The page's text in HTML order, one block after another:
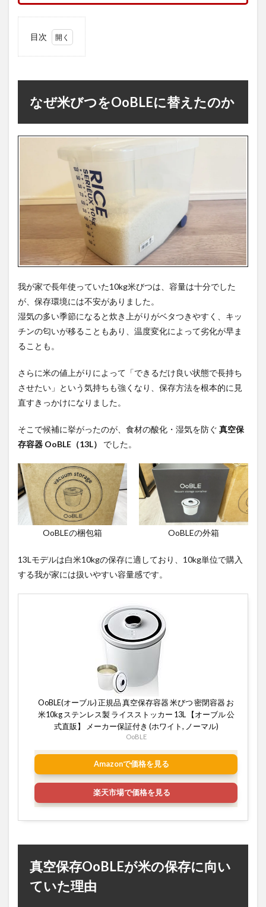
目次
に替え
たのか
2
真
空保存
いた理
由
た安
と質
感の
高さ
2.2
ステ
ンレ
器＋
構造
が
を守
る環
境」
2.3
操作
はボ
タン
ひと
2.4
の米
実際
に使
って
存効
はどんな家庭
3.1
向い
るケ
なぜ米びつをOoBLEに替えたのか
我が家で長年使っていた10kg米びつは、容量は十分でした
が、保存環境には不安がありました。
湿気の多い季節になると炊き上がりがベタつきやすく、キッ
チンの匂いが移ることもあり、温度変化によって劣化が早ま
ることも。
さらに米の値上がりによって「できるだけ良い状態で長持ち
させたい」という気持ちも強くなり、保存方法を根本的に見
直すきっかけになりました。
そこで候補に挙がったのが、食材の酸化・湿気を防ぐ 真空保
存容器 OoBLE（13L）
でした。
OoBLEの梱包箱 OoBLEの外箱
13Lモデルは白米10kgの保存に適しており、10kg単位で購入
する我が家には扱いやすい容量感です。
OoBLE(オーブル) 正規品 真空保存容器 米びつ 密閉容器 お
米10kg ステンレス製 ライスストッカー 13L 【オーブル 公
式直販】 メーカー保証付き (ホワイト, ノーマル)
OoBLE
Amazonで価格を見る
楽天市場で価格を見る
真空保存OoBLEが米の保存に向い
ていた理由